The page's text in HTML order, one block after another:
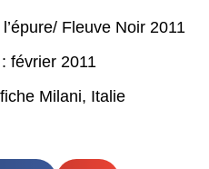
Fleuve Noir 2011
février 2011
Milani, Italie